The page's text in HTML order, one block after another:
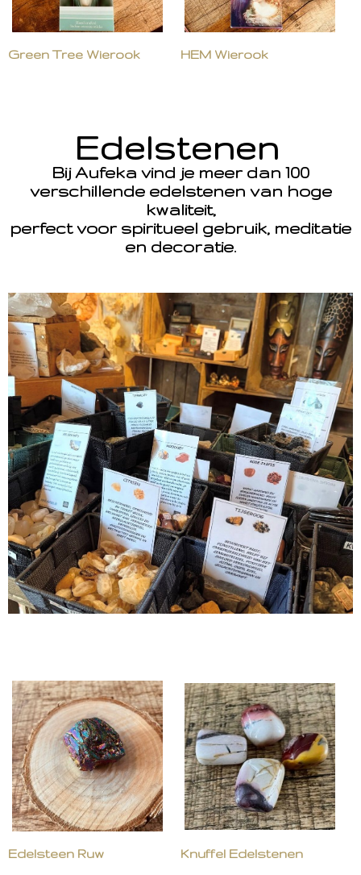
Green Tree Wierook HEM Wierook
Edelstenen
Bij Aufeka vind je meer dan 100
verschillende edelstenen van hoge
kwaliteit,
perfect voor spiritueel gebruik, meditatie
en decoratie.
Edelsteen Ruw Knuffel Edelstenen